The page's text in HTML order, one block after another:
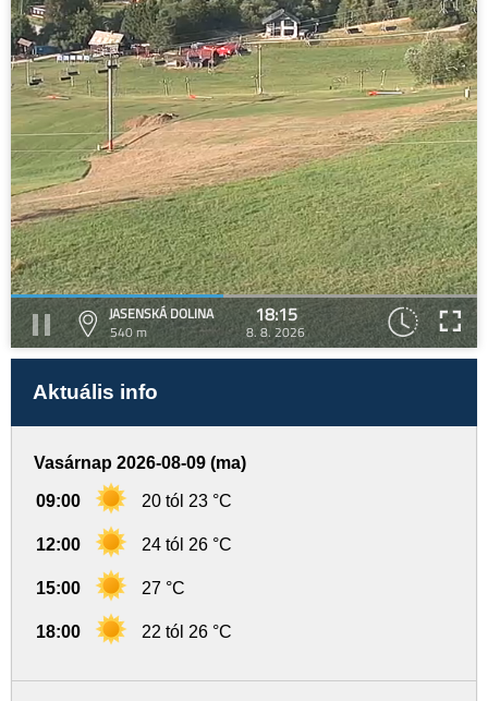
JASENSKÁ DOLINA
540 m
18:15
8. 8. 2026
Aktuális info
Vasárnap 2026-08-09 (ma)
09:00 20 tól 23 °C
12:00 24 tól 26 °C
15:00 27 °C
18:00 22 tól 26 °C